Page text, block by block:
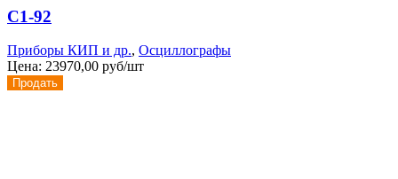
С1-92
Приборы КИП и др., Осциллографы
Цена: 23970,00 руб/шт
Продать